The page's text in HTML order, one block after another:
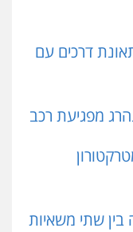
דרכים עם
בתאונה בין שתי משאיות